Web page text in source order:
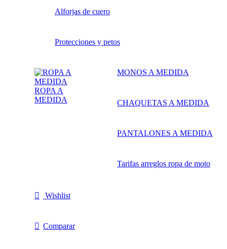
Alforjas de cuero
Protecciones y petos
ROPA A
MEDIDA
MONOS A MEDIDA
CHAQUETAS A MEDIDA
PANTALONES A MEDIDA
Tarifas arreglos ropa de moto
Wishlist
Comparar